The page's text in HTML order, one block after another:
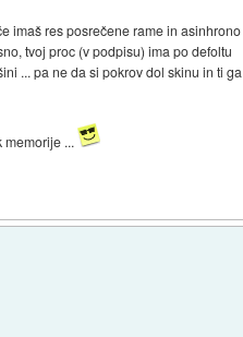
imaš res posrečene rame in asinhrono
tvoj proc (v podpisu) ima po defoltu
... pa ne da si pokrov dol skinu in ti ga
memorije ...